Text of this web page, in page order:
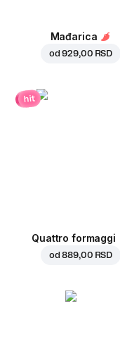
Mađarica
od929,00 RSD
hit
Quattro formaggi
od889,00 RSD